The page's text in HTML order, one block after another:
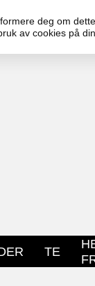
FRAKT PÅ
TE
deg om
av cookies på